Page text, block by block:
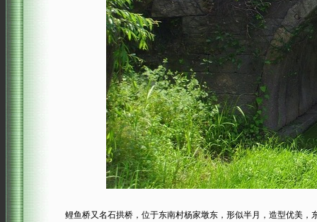
鲤鱼桥又名石拱桥，位于东南村杨家墩东，形似半月，造型优美，